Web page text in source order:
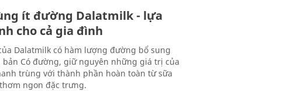
ít đường Dalatmilk - lựa
cho cả gia đình
Dalatmilk có hàm lượng đường bổ sung
Có đường, giữ nguyên những giá trị của
trùng với thành phần hoàn toàn từ sữa
ngon đặc trưng.